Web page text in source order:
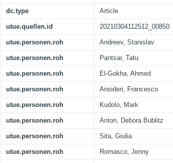
dc.type Article
utue.quellen.id 20210304112512_00850
utue.personen.roh Andreev, Stanislav
utue.personen.roh Pantsar, Tatu
utue.personen.roh El-Gokha, Ahmed
utue.personen.roh Ansideri, Francesco
utue.personen.roh Kudolo, Mark
utue.personen.roh Anton, Debora Bublitz
utue.personen.roh Sita, Giulia
utue.personen.roh Romasco, Jenny